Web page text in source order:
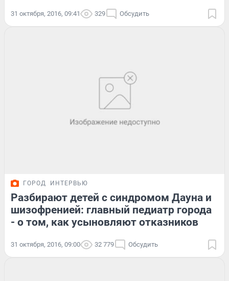
31 октября, 2016, 09:41 329 Обсудить
ГОРОД ИНТЕРВЬЮ
Разбирают детей с синдромом Дауна и
шизофренией: главный педиатр города
- о том, как усыновляют отказников
31 октября, 2016, 09:00 32 779 Обсудить